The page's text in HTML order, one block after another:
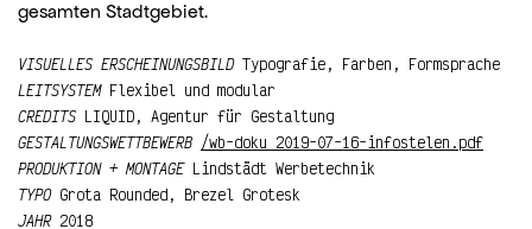
gesamten Stadtgebiet.
VISUELLES ERSCHEINUNGSBILDTypografie, Farben, Formsprache
LEITSYSTEMFlexibel und modular
CREDITSLIQUID, Agentur für Gestaltung
GESTALTUNGSWETTBEWERB /wb-doku_2019-07-16-infostelen.pdf
PRODUKTION + MONTAGELindstädt Werbetechnik
TYPOGrota Rounded, Brezel Grotesk
JAHR2018